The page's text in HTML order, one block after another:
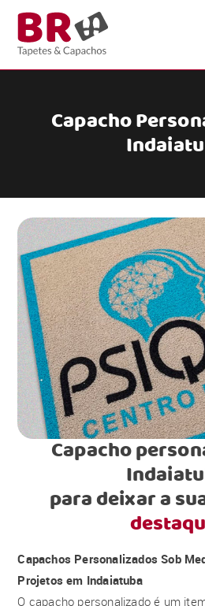
Capacho
Capacho
para deixar a
Capachos Personalizados Sob
Projetos em Indaiatuba
O capacho personalizado é um